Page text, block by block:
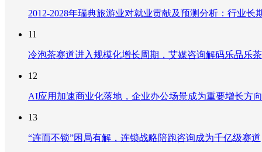
2012-2028年瑞典旅游业对就业贡献及预测分析：行业
11
冷泡茶赛道进入规模化增长周期，艾媒咨询解码乐品乐
12
AI应用加速商业化落地，企业办公场景成为重要增长方向
13
“连而不锁”困局有解，连锁战略陪跑咨询成为千亿级赛道